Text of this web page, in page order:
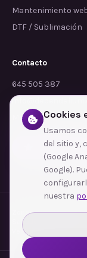
Mantenimiento
DTF / Sublimación
Contacto
645 505 387
Mataró (Barcelona
Déjanos tu
Zonas de cobertura·
Sabadell
Ver todas las zonas →
Cookies
Usamos
del sitio y,
(Google
Google).
nuestra